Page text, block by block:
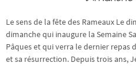
Le sens de la fête des Rameaux Le
dimanche qui inaugure la Semaine
Pâques et qui verra le dernier repas
et sa résurrection. Depuis trois ans,